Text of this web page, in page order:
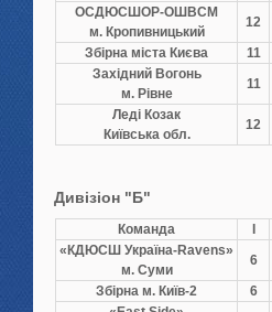
ОСДЮCШОР-ОШВСМ
м. Кропивницький
12
Збірна міста Києва
11
Західний Вогонь
м. Рівне
11
Леді Козак
Київська обл.
12
Дивізіон "Б"
Команда
«КДЮСШ Україна-Ravens»
м. Суми
6
Збірна м. Київ-2
6